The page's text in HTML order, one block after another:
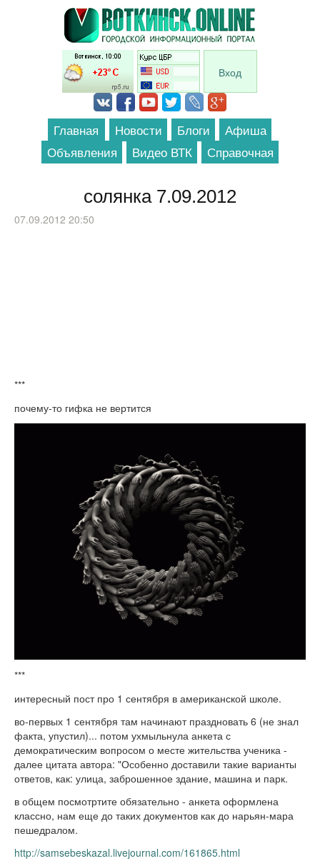
Перейти к основному содержанию
Вход
Главная Новости Блоги
Афиша
Объявления
Видео ВТК Справочная
солянка 7.09.2012
07.09.2012 20:50
***
почему-то гифка не вертится
***
интересный пост про 1 сентября в американской школе.
во-первых 1 сентября там начинают праздновать 6 (не знал
факта, упустил)... потом ухмыльнула анкета с
демократическим вопросом о месте жительства ученика -
далее цитата автора: "Особенно доставили такие варианты
ответов, как: улица, заброшенное здание, машина и парк.
в общем посмотртите обязательно - анкета оформлена
классно, нам еще до таких документов как до нарьян-мара
пешедралом.
http://samsebeskazal.livejournal.com/161865.html